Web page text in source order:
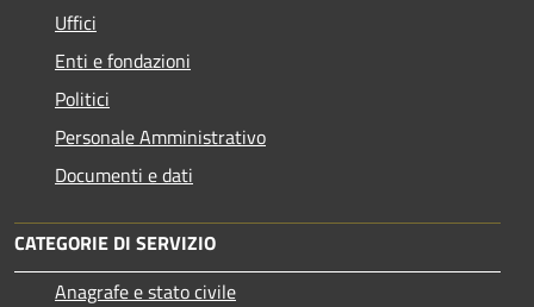
Uffici
Enti e fondazioni
Politici
Personale Amministrativo
Documenti e dati
CATEGORIE DI SERVIZIO
Anagrafe e stato civile